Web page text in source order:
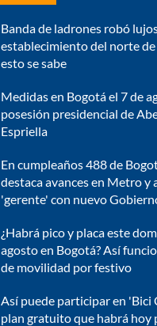
Banda de ladrones robó
establecimiento del norte
esto se sabe
Medidas en Bogotá el 7 de
posesión presidencial de
Espriella
En cumpleaños 488 de
destaca avances en Metro y
'gerente' con nuevo
¿Habrá pico y placa este
agosto en Bogotá? Así
de movilidad por festivo
Así puede participar en 'Bici
plan gratuito que habrá hoy